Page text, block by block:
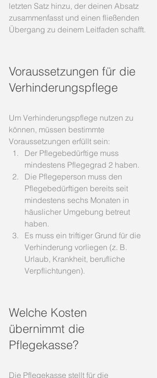
letzten Satz hinzu, der deinen Absatz
zusammenfasst und einen fließenden
Übergang zu deinem Leitfaden schafft.
Voraussetzungen für die
Verhinderungspflege
Um Verhinderungspflege nutzen zu
können, müssen bestimmte
Voraussetzungen erfüllt sein:
Der Pflegebedürftige muss
mindestens Pflegegrad 2 haben.
Die Pflegeperson muss den
Pflegebedürftigen bereits seit
mindestens sechs Monaten in
häuslicher Umgebung betreut
haben.
Es muss ein triftiger Grund für die
Verhinderung vorliegen (z. B.
Urlaub, Krankheit, berufliche
Verpflichtungen).
Welche Kosten
übernimmt die
Pflegekasse?
Die Pflegekasse stellt für die